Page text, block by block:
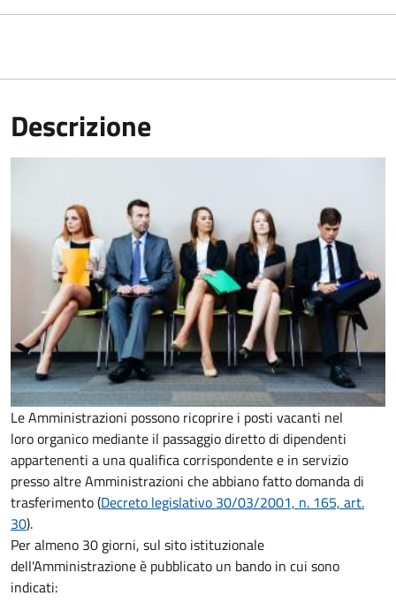
Descrizione
Le Amministrazioni possono ricoprire i posti vacanti nel
loro organico mediante il passaggio diretto di dipendenti
appartenenti a una qualifica corrispondente e in servizio
presso altre Amministrazioni che abbiano fatto domanda di
trasferimento (Decreto legislativo 30/03/2001, n. 165, art.
30).
Per almeno 30 giorni, sul sito istituzionale
dell'Amministrazione è pubblicato un bando in cui sono
indicati: